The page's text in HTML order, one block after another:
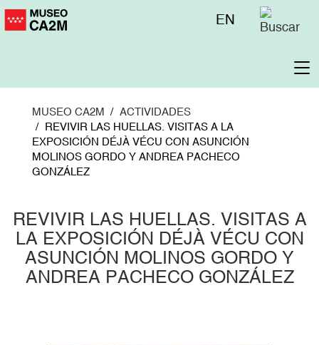
Pasar
Menú
EN
MUSEO CA2M
ACTIVIDADES
REVIVIR LAS HUELLAS. VISITAS A LA
EXPOSICIÓN DÉJÀ VÉCU CON ASUNCIÓN
MOLINOS GORDO Y ANDREA PACHECO
GONZÁLEZ
REVIVIR LAS HUELLAS. VISITAS A
LA EXPOSICIÓN DÉJÀ VÉCU CON
ASUNCIÓN MOLINOS GORDO Y
ANDREA PACHECO GONZÁLEZ